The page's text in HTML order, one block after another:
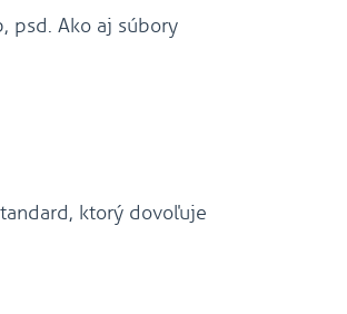
psd. Ako aj súbory
ktorý dovoľuje